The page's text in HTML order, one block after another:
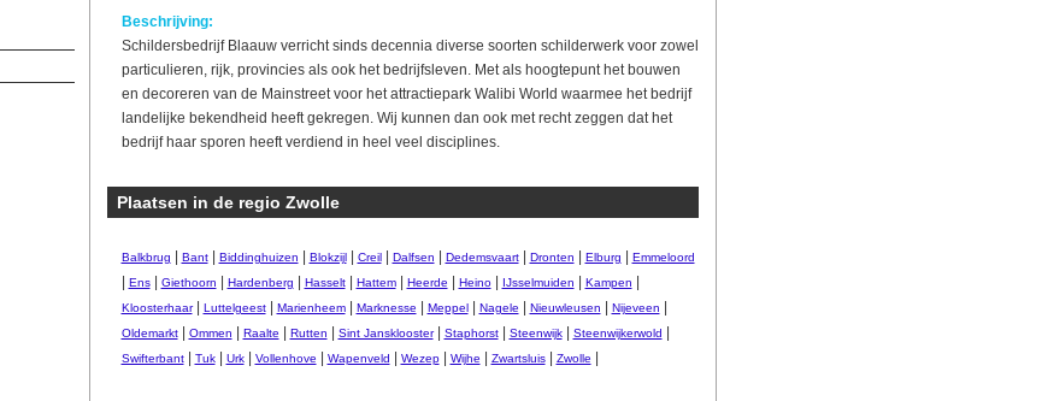
Beschrijving:
Schildersbedrijf Blaauw verricht sinds decennia diverse soorten schilderwerk voor zowel
particulieren, rijk, provincies als ook het bedrijfsleven. Met als hoogtepunt het bouwen
en decoreren van de Mainstreet voor het attractiepark Walibi World waarmee het bedrijf
landelijke bekendheid heeft gekregen. Wij kunnen dan ook met recht zeggen dat het
bedrijf haar sporen heeft verdiend in heel veel disciplines.
Plaatsen in de regio Zwolle
Balkbrug Bant| Biddinghuizen Blokzijl| Creil| Dalfsen Dedemsvaart| Dronten Elburg Emmeloord
Ens| Giethoorn Hardenberg Hasselt| Hattem| Heerde Heino| IJsselmuiden Kampen
Kloosterhaar| Luttelgeest| Marienheem| Marknesse Meppel| Nagele Nieuwleusen Nijeveen
Oldemarkt| Ommen Raalte Rutten Sint Jansklooster| Staphorst| Steenwijk| Steenwijkerwold
Swifterbant| Tuk| Urk| Vollenhove Wapenveld Wezep| Wijhe Zwartsluis| Zwolle